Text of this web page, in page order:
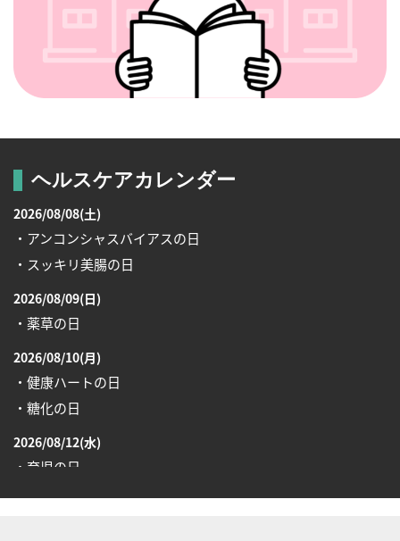
ヘルスケアカレンダー
2026/08/08(土)
・アンコンシャスバイアスの日
・スッキリ美腸の日
2026/08/09(日)
・薬草の日
2026/08/10(月)
・健康ハートの日
・糖化の日
2026/08/12(水)
・育児の日
2026/08/13(木)